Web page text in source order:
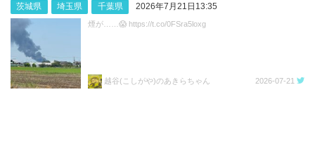
茨城県 埼玉県 千葉県 2026年7月21日13:35
煙が……😱 https://t.co/0FSra5loxg
越谷(こしがや)のあきらちゃん 2026-07-21